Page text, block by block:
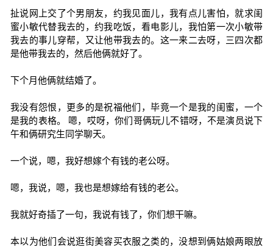
扯说网上交了个男朋友，约我见面儿，我有点儿害怕，就求闺
蜜小敏代替我去的，约我吃饭，看电影儿，我怕第一次小敏带
我去的事儿穿帮，又让他带我去的。这一来二去呀，三四次都
是他带我去的，然后他俩就好了。
下个月他俩就结婚了。
我没有怨恨，更多的是祝福他们，毕竟一个是我的闺蜜，一个
是我的表格。 嗯，哎呀，你们哥俩玩儿不错呀，不是演员说下
午和俩研究生同学聊天。
一个说，嗯，我好想嫁个有钱的老公呀。
嗯，我说，嗯，我也是想嫁给有钱的老公。
我就好奇插了一句，我说有钱了，你们想干嘛。
本以为他们会说逛街美容买衣服之类的，没想到俩姑娘两眼放